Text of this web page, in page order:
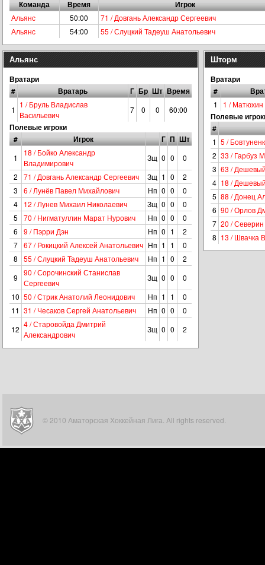
Команда
Время Игрок
Альянс 50:00
71 / Довгань Александр Сергеевич
Альянс
54:00 55 / Слуцкий Тадеуш Анатольевич
Альянс
Вратари
#
Вратарь Г Бр Шт Время
1
1 / Бруль Владислав
Васильевич
7 0 0 60:00
Полевые игроки
#
Игрок Г П Шт
1
18 / Бойко Александр
Владимирович
Зщ 0 0
0
2
71 / Довгань Александр Сергеевич Зщ 1 0
2
3
6 / Лунёв Павел Михайлович Нп 0 0
0
4
12 / Лунев Михаил Николаевич Зщ 0 0
0
5
70 / Нигматуллин Марат Нурович Нп 0 0
0
6
9 / Пэрри Дэн Нп 0 1
2
7
67 / Рокицкий Алексей Анатольевич Нп 1 1
0
8
55 / Слуцкий Тадеуш Анатольевич Нп 1 0
2
9
90 / Сорочинский Станислав
Сергеевич
Зщ 0 0
0
10 50 / Стрик Анатолий Леонидович Нп 1 1
0
11 31 / Чесаков Сергей Анатольевич Нп 0 0
0
12
4 / Старовойда Дмитрий
Александрович
Зщ 0 0 2
Шторм
Вратари
#
1 1 /
Полевые
#
1 5 /
2 33 / Гарбуз
3 63 /
4 18 /
5 88 / Донец
6 90 / Орлов
7 20 /
8 13 / Швачка
© 2010 Аматорская Хоккейная Лига. All rights reserved.